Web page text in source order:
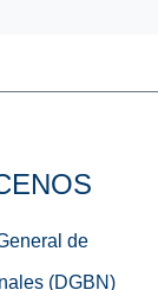
de
(DGBN)